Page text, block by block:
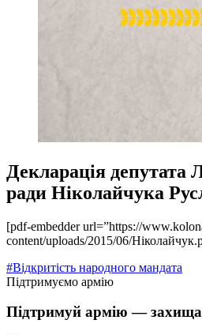
Декларація депутата
ради Ніколайчука
[pdf-embedder url=”https://
content/uploads/2015/06/
#Відкритість народного мандата
Підтримуємо армію
Підтримуй армію —